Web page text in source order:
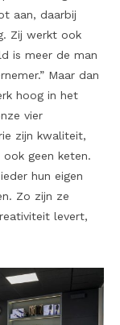
aan, daarbij
Zij werkt ook
is meer de man
Maar dan
hoog in het
vier
zijn kwaliteit,
geen keten.
hun eigen
Zo zijn ze
levert,